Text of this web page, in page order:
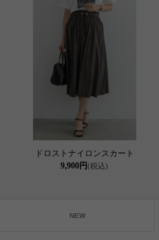
ドロストナイロンスカート
9,900円(税込)
NEW